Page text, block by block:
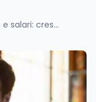
Occupazione e salari: crescita reale per le fasce medio-basse